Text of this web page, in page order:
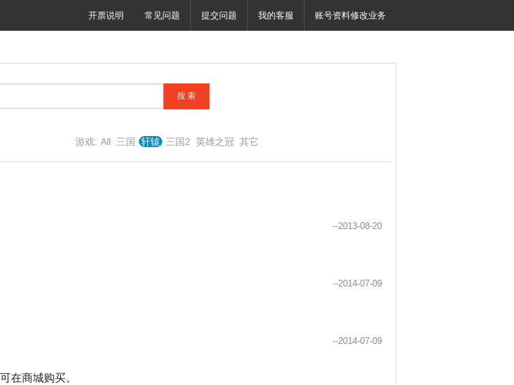
开票说明 常见问题 提交问题 我的客服 账号资料修改业务
游戏: All 三国 轩辕 三国2 英雄之冠 其它
--2013-08-20
--2014-07-09
--2014-07-09
在商城购买。